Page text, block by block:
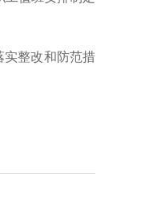
实整改和防范措